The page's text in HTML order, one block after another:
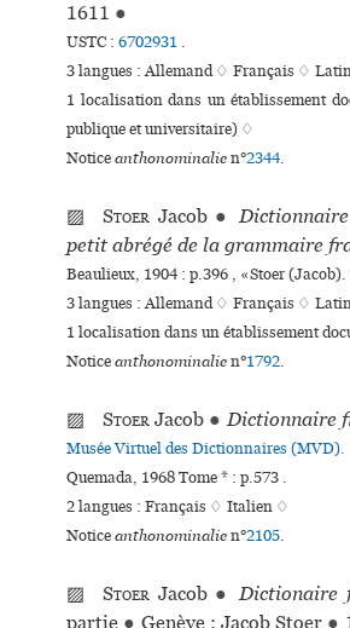
1611 ●
USTC : 6702931 .
3 langues :Allemand ♢ Français ♢
1 localisation dans un établissement
publi­que et uni­ver­si­taire) ♢
Noticeanthonominalien°2344.
▨ Stoer Jacob ●
petit abrégé de la grammaire
Beaulieux, 1904 : p.396 , «Stoer (Jacob).
3 langues :Allemand ♢ Français ♢
1 localisation dans un établissement
Noticeanthonominalien°1792.
▨ Stoer Jacob ● Dictionnaire
Musée Virtuel des Dictionnaires (MVD).
Quemada, 1968 Tome * : p.573 .
2 langues : Français ♢ Italien ♢
Noticeanthonominalien°2105.
▨ Stoer Jacob ● Dictionaire